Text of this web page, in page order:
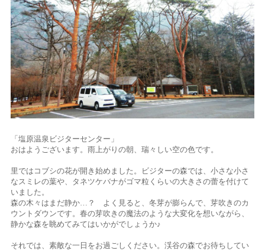
「塩原温泉ビジターセンター」
おはようございます。雨上がりの朝、瑞々しい空の色です。
里ではコブシの花が開き始めました。ビジターの森では、小さな小さ
なスミレの葉や、タネツケバナがゴマ粒くらいの大きさの蕾を付けて
いました。
森の木々はまだ静か…？ よく見ると、冬芽が膨らんで、芽吹きのカ
ウントダウンです。春の芽吹きの魔法のような大変化を想いながら、
静かな森を眺めてみてはいかがでしょうか♪
それでは、素敵な一日をお過ごしください。渓谷の森でお待ちしてい